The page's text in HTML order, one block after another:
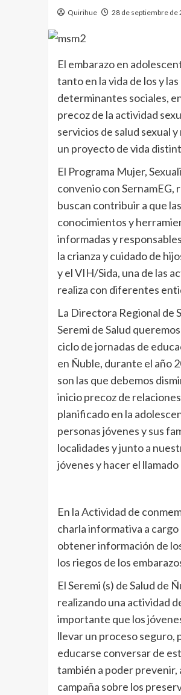
Quirihue 28 de septiembre de
El embarazo en
tanto en la vida de los y
determinantes sociales,
precoz de la actividad
servicios de salud sexual
un proyecto de vida
El Programa Mujer,
convenio con SernamEG,
buscan contribuir a que
conocimientos y
informadas y
la crianza y cuidado de
y el VIH/Sida, una de las
realiza con diferentes
La Directora Regional de
Seremi de Salud
ciclo de jornadas de
en Ñuble, durante el año
son las que debemos
inicio precoz de
planificado en la
personas jóvenes y sus
localidades y junto a
jóvenes y hacer el
En la Actividad de
charla informativa a cargo
obtener información de
los riegos de los
El Seremi (s) de Salud de
realizando una actividad
importante que los
llevar un proceso seguro,
educarse conversar de
también a poder prevenir,
campaña sobre los